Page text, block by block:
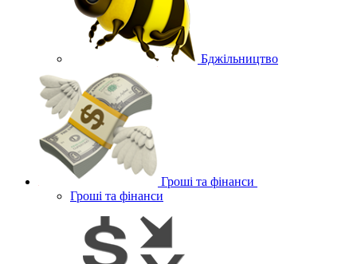
Бджільництво
Гроші та фінанси
Гроші та фінанси